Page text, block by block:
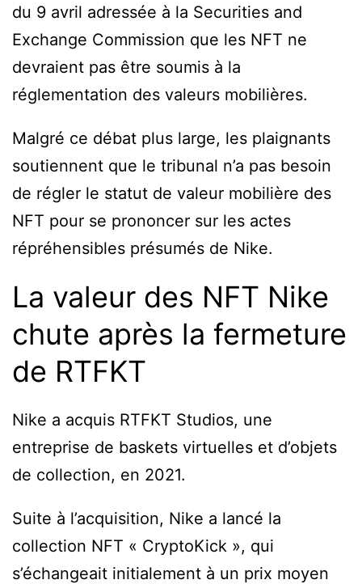
du 9 avril adressée à la Securities and
Exchange Commission que les NFT ne
devraient pas être soumis à la
réglementation des valeurs mobilières.
Malgré ce débat plus large, les plaignants
soutiennent que le tribunal n’a pas besoin
de régler le statut de valeur mobilière des
NFT pour se prononcer sur les actes
répréhensibles présumés de Nike.
La valeur des NFT Nike
chute après la fermeture
de RTFKT
Nike a acquis RTFKT Studios, une
entreprise de baskets virtuelles et d’objets
de collection, en 2021.
Suite à l’acquisition, Nike a lancé la
collection NFT « CryptoKick », qui
s’échangeait initialement à un prix moyen